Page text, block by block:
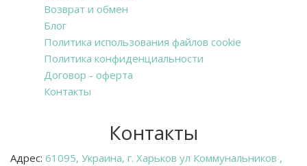
Возврат и обмен
Блог
Политика использования файлов cookie
Политика конфиденциальности
Договор - оферта
Контакты
Контакты
Адрес: 61095, Украина, г. Харьков ул Коммунальников ,